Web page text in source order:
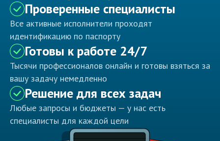
Проверенные специалисты
Все активные исполнители проходят
идентификацию по паспорту
Готовы к работе 24/7
Тысячи профессионалов онлайн и готовы взяться за
вашу задачу немедленно
Решение для всех задач
Любые запросы и бюджеты — у нас есть
специалисты для каждой цели